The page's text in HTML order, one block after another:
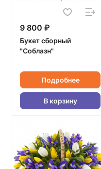
9 800 ₽
Букет сборный
"Соблазн"
Подробнее
В корзину